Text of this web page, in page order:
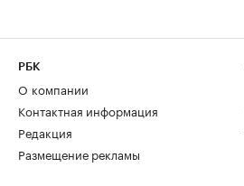
РБК
О компании
Контактная информация
Редакция
Размещение рекламы